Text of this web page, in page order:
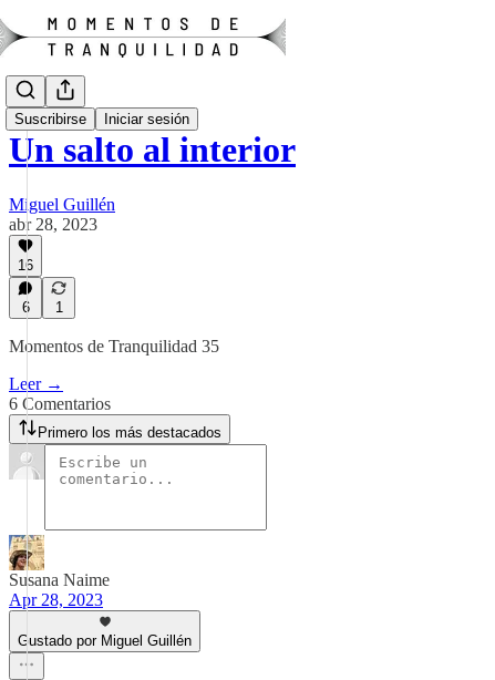
Suscribirse Iniciar sesión
Un salto al interior
Miguel Guillén
abr 28, 2023
16
6 1
Momentos de Tranquilidad 35
Leer →
6 Comentarios
Primero los más destacados
Susana Naime
Apr 28, 2023
Gustado por Miguel Guillén